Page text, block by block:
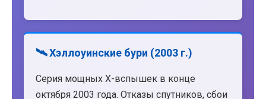
🛰️ Хэллоуинские бури (2003 г.)
Серия мощных X-вспышек в конце
октября 2003 года. Отказы спутников, сбои